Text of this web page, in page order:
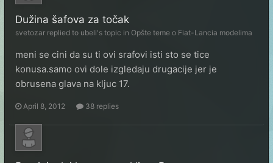
Dužina šafova za točak
svetozar replied to ubeli's topic in Opšte teme o Fiat-Lancia modelima
meni se cini da su ti ovi srafovi isti sto se tice
konusa.samo ovi dole izgledaju drugacije jer je
obrusena glava na kljuc 17.
April 8, 2012 38 replies